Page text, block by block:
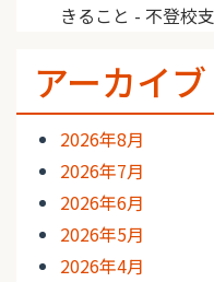
きること - 不登校
アーカイブ
2026年8月
2026年7月
2026年6月
2026年5月
2026年4月